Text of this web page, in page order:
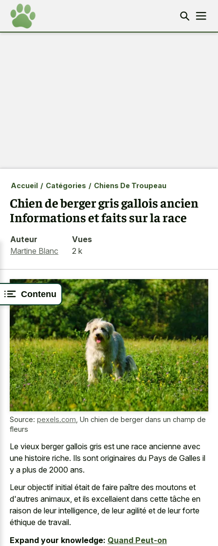
Contenu
Accueil / Catégories / Chiens De Troupeau
Chien de berger gris gallois ancien
Informations et faits sur la race
Auteur
Martine Blanc
Vues
2 k
Source: pexels.com Un chien de berger dans un champ de
fleurs
Le vieux berger gallois gris est une race ancienne avec
une histoire riche. Ils sont originaires du Pays de Galles il
y a plus de 2000 ans.
Leur objectif initial était de faire paître des moutons et
d'autres animaux, et ils excellaient dans cette tâche en
raison de leur intelligence, de leur agilité et de leur forte
éthique de travail.
Expand your knowledge: Quand Peut-on